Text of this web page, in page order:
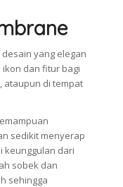
yang elegan
dan fitur bagi
ataupun di tempat
sedikit menyerap
keunggulan dari
sobek dan
sehingga